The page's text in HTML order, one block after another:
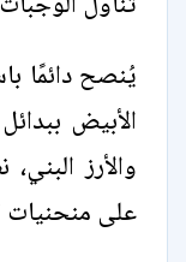
يُنصح دائمًا
الأبيض
والأرز
على منحنيات